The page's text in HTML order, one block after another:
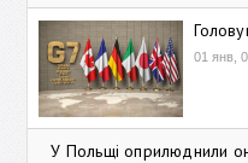
01 янв,
У Польщі оприлюднили